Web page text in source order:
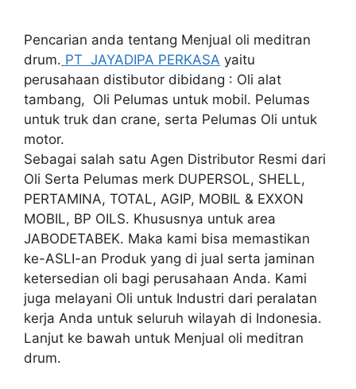
Pencarian anda tentang Menjual oli meditran
drum. PT JAYADIPA PERKASA yaitu
perusahaan distibutor dibidang : Oli alat
tambang, Oli Pelumas untuk mobil. Pelumas
untuk truk dan crane, serta Pelumas Oli untuk
motor.
Sebagai salah satu Agen Distributor Resmi dari
Oli Serta Pelumas merk DUPERSOL, SHELL,
PERTAMINA, TOTAL, AGIP, MOBIL & EXXON
MOBIL, BP OILS. Khususnya untuk area
JABODETABEK. Maka kami bisa memastikan
ke-ASLI-an Produk yang di jual serta jaminan
ketersedian oli bagi perusahaan Anda. Kami
juga melayani Oli untuk Industri dari peralatan
kerja Anda untuk seluruh wilayah di Indonesia.
Lanjut ke bawah untuk Menjual oli meditran
drum.